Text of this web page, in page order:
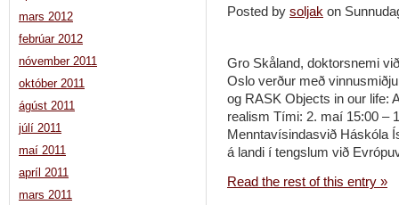
16,
Posted by soljak on
Gro Skåland, doktorsnemi
Oslo verður með
og RASK Objects in our life:
realism Tími: 2. maí 15:00 –
Menntavísindasvið Háskóla
á landi í tengslum við
Read the rest of this entry »
mars 2012
febrúar 2012
nóvember 2011
október 2011
ágúst 2011
júlí 2011
maí 2011
apríl 2011
mars 2011